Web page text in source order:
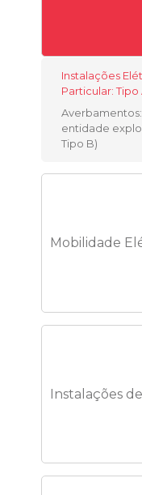
Instalações
Particular: Tipo
entidade
Tipo B)
Mobilidade
Instalações